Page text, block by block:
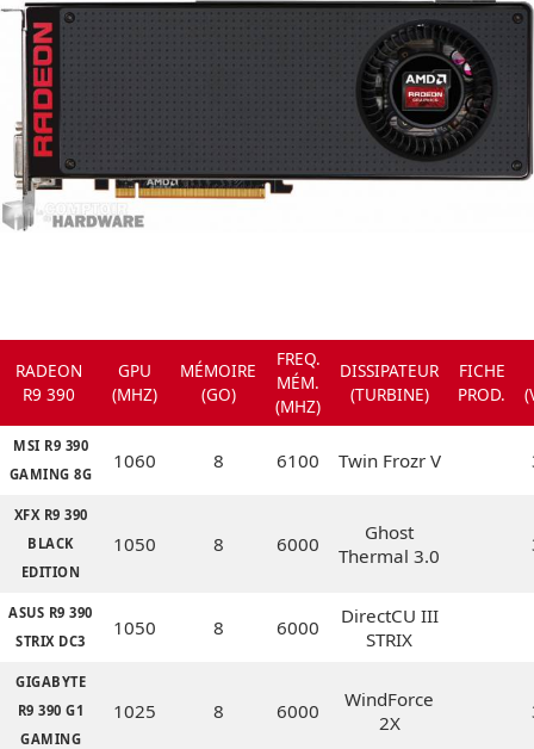
RADEON
R9 390
GPU
(MHZ)
MÉMOIRE
(GO)
FREQ.
MÉM.
(MHZ)
DISSIPATEUR
(TURBINE)
FICHE
PROD.
MSI R9 390
GAMING 8G
1060 8 6100 Twin Frozr V
XFX R9 390
BLACK
EDITION
1050 8 6000
Ghost
Thermal 3.0
ASUS R9 390
STRIX DC3
1050 8 6000
DirectCU III
STRIX
GIGABYTE
R9 390 G1
GAMING
1025 8 6000
WindForce
2X